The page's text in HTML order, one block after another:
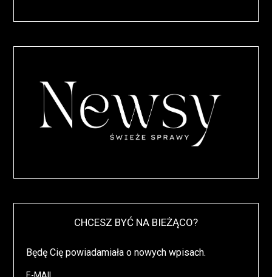
CHCESZ BYĆ NA BIEŻĄCO?
Będę Cię powiadamiała o nowych wpisach.